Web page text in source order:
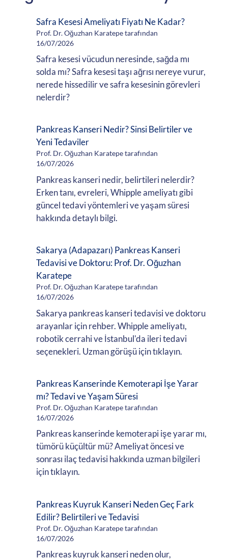
Safra Kesesi Ameliyatı Fiyatı Ne Kadar?
Prof. Dr. Oğuzhan Karatepe tarafından
16/07/2026
Safra kesesi vücudun neresinde, sağda mı
solda mı? Safra kesesi taşı ağrısı nereye vurur,
nerede hissedilir ve safra kesesinin görevleri
nelerdir?
Pankreas Kanseri Nedir? Sinsi Belirtiler ve
Yeni Tedaviler
Prof. Dr. Oğuzhan Karatepe tarafından
16/07/2026
Pankreas kanseri nedir, belirtileri nelerdir?
Erken tanı, evreleri, Whipple ameliyatı gibi
güncel tedavi yöntemleri ve yaşam süresi
hakkında detaylı bilgi.
Sakarya (Adapazarı) Pankreas Kanseri
Tedavisi ve Doktoru: Prof. Dr. Oğuzhan
Karatepe
Prof. Dr. Oğuzhan Karatepe tarafından
16/07/2026
Sakarya pankreas kanseri tedavisi ve doktoru
arayanlar için rehber. Whipple ameliyatı,
robotik cerrahi ve İstanbul'da ileri tedavi
seçenekleri. Uzman görüşü için tıklayın.
Pankreas Kanserinde Kemoterapi İşe Yarar
mı? Tedavi ve Yaşam Süresi
Prof. Dr. Oğuzhan Karatepe tarafından
16/07/2026
Pankreas kanserinde kemoterapi işe yarar mı,
tümörü küçültür mü? Ameliyat öncesi ve
sonrası ilaç tedavisi hakkında uzman bilgileri
için tıklayın.
Pankreas Kuyruk Kanseri Neden Geç Fark
Edilir? Belirtileri ve Tedavisi
Prof. Dr. Oğuzhan Karatepe tarafından
16/07/2026
Pankreas kuyruk kanseri neden olur,